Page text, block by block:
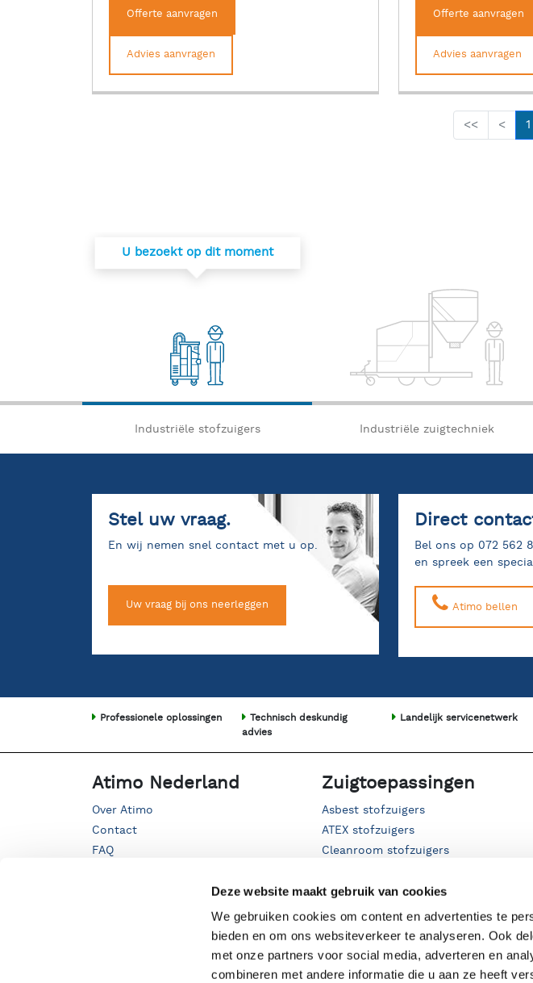
Deze website maakt gebruik van cookies
We gebruiken cookies om content en advertenties te
bieden en om ons websiteverkeer te analyseren. Ook
met onze partners voor social media, adverteren en
combineren met andere informatie die u aan ze heeft
Offerte aanvragen
Advies aanvragen
Offerte aanvragen
Advies aanvragen
<< < 1
Industriële stofzuigers Industriële zuigtechniek
Stel uw vraag.
En wij nemen snel contact met u op.
Uw vraag bij ons neerleggen
Direct
Bel ons op 072 562
en spreek een
Atimo bellen
Professionele oplossingen
Technisch deskundig
advies
Landelijk servicenetwerk
Atimo Nederland
Over Atimo
Contact
FAQ
Zuigtoepassingen
Asbest stofzuigers
ATEX stofzuigers
Cleanroom stofzuigers
Kwartsstof stofzuigers
Mobiele stofzuigers
Oliezuigers
Processierups stofzuiger
Straalgrit stofzuigers